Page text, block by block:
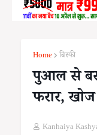
Home बिस्फी
पुआल से
फरार,
Kanhaiya